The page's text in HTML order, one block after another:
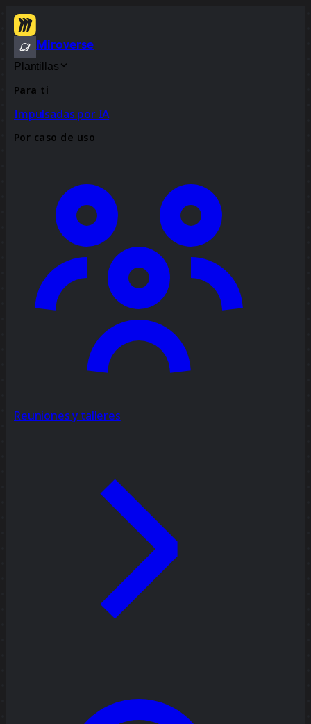
Miroverse
Plantillas
Para ti
Impulsadas por IA
Por caso de uso
Reuniones y talleres